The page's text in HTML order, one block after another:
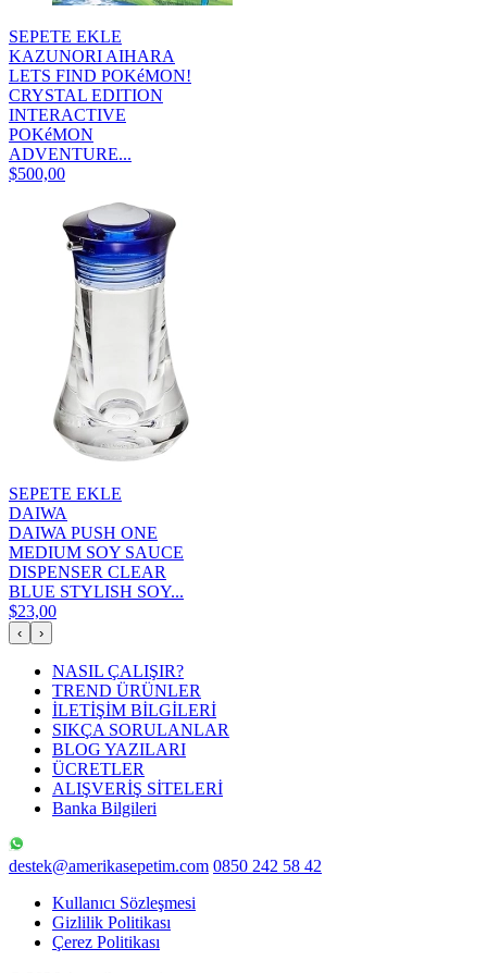
SEPETE EKLE
KAZUNORI AIHARA
LETS FIND POKéMON!
CRYSTAL EDITION
INTERACTIVE
POKéMON
ADVENTURE...
$500,00
SEPETE EKLE
DAIWA
DAIWA PUSH ONE
MEDIUM SOY SAUCE
DISPENSER CLEAR
BLUE STYLISH SOY...
$23,00
‹ ›
NASIL ÇALIŞIR?
TREND ÜRÜNLER
İLETİŞİM BİLGİLERİ
SIKÇA SORULANLAR
BLOG YAZILARI
ÜCRETLER
ALIŞVERİŞ SİTELERİ
Banka Bilgileri
destek@amerikasepetim.com 0850 242 58 42
Kullanıcı Sözleşmesi
Gizlilik Politikası
Çerez Politikası